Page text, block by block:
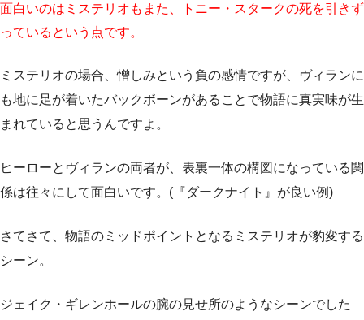
面白いのはミステリオもまた、トニー・スタークの死を引きず
っているという点です。
ミステリオの場合、憎しみという負の感情ですが、ヴィランに
も地に足が着いたバックボーンがあることで物語に真実味が生
まれていると思うんですよ。
ヒーローとヴィランの両者が、表裏一体の構図になっている関
係は往々にして面白いです。(『ダークナイト』が良い例)
さてさて、物語のミッドポイントとなるミステリオが豹変する
シーン。
ジェイク・ギレンホールの腕の見せ所のようなシーンでした